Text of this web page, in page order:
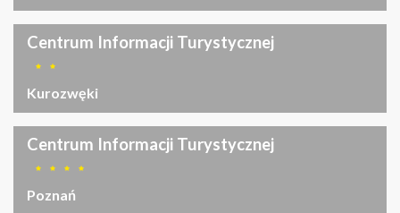
Centrum Informacji Turystycznej
Kurozwęki
Centrum Informacji Turystycznej
Poznań